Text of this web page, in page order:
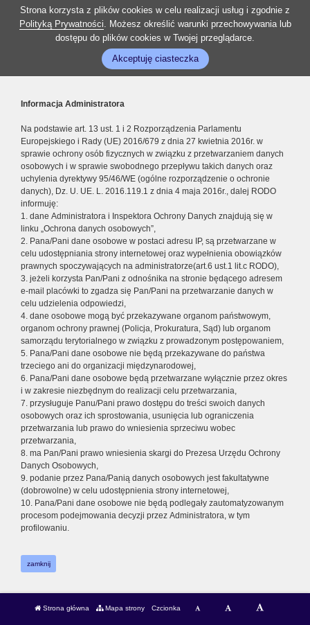
Strona korzysta z plików cookies w celu realizacji usług i zgodnie z
Polityką Prywatności. Możesz określić warunki przechowywania lub
dostępu do plików cookies w Twojej przeglądarce.
Akceptuję ciasteczka
Informacja Administratora
Na podstawie art. 13 ust. 1 i 2 Rozporządzenia Parlamentu
Europejskiego i Rady (UE) 2016/679 z dnia 27 kwietnia 2016r. w
sprawie ochrony osób fizycznych w związku z przetwarzaniem danych
osobowych i w sprawie swobodnego przepływu takich danych oraz
uchylenia dyrektywy 95/46/WE (ogólne rozporządzenie o ochronie
danych), Dz. U. UE. L. 2016.119.1 z dnia 4 maja 2016r., dalej RODO
informuję:
1. dane Administratora i Inspektora Ochrony Danych znajdują się w
linku „Ochrona danych osobowych”,
2. Pana/Pani dane osobowe w postaci adresu IP, są przetwarzane w
celu udostępniania strony internetowej oraz wypełnienia obowiązków
prawnych spoczywających na administratorze(art.6 ust.1 lit.c RODO),
3. jeżeli korzysta Pan/Pani z odnośnika na stronie będącego adresem
e-mail placówki to zgadza się Pan/Pani na przetwarzanie danych w
celu udzielenia odpowiedzi,
4. dane osobowe mogą być przekazywane organom państwowym,
organom ochrony prawnej (Policja, Prokuratura, Sąd) lub organom
samorządu terytorialnego w związku z prowadzonym postępowaniem,
5. Pana/Pani dane osobowe nie będą przekazywane do państwa
trzeciego ani do organizacji międzynarodowej,
6. Pana/Pani dane osobowe będą przetwarzane wyłącznie przez okres
i w zakresie niezbędnym do realizacji celu przetwarzania,
7. przysługuje Panu/Pani prawo dostępu do treści swoich danych
osobowych oraz ich sprostowania, usunięcia lub ograniczenia
przetwarzania lub prawo do wniesienia sprzeciwu wobec
przetwarzania,
8. ma Pan/Pani prawo wniesienia skargi do Prezesa Urzędu Ochrony
Danych Osobowych,
9. podanie przez Pana/Panią danych osobowych jest fakultatywne
(dobrowolne) w celu udostępnienia strony internetowej,
10. Pana/Pani dane osobowe nie będą podlegały zautomatyzowanym
procesom podejmowania decyzji przez Administratora, w tym
profilowaniu.
zamknij
Strona główna Mapa strony Czcionka